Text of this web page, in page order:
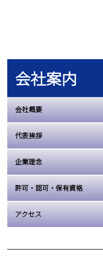
会社案内
会社概要
代表挨拶
企業理念
許可・認可・保有資格
アクセス